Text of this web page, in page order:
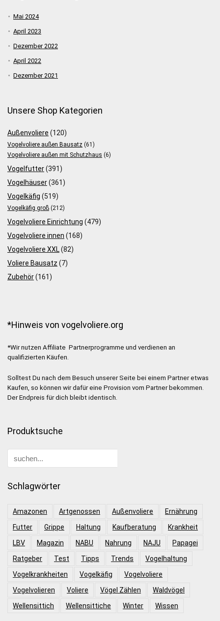
Mai 2024
April 2023
Dezember 2022
April 2022
Dezember 2021
Unsere Shop Kategorien
Außenvoliere (120)
Vogelvoliere außen Bausatz (61)
Vogelvoliere außen mit Schutzhaus (6)
Vogelfutter(391)
Vogelhäuser(361)
Vogelkäfig (519)
Vogelkäfig groß (212)
Vogelvoliere Einrichtung (479)
Vogelvoliere innen (168)
Vogelvoliere XXL(82)
Voliere Bausatz (7)
Zubehör(161)
*Hinweis von vogelvoliere.org
*Wir nutzen Affiliate Partnerprogramme und verdienen an
qualifizierten Käufen.
Solltest Du nach dem Besuch unserer Seite bei einem Partner etwas
Kaufen, so können wir dafür eine Provision vom Partner bekommen.
Der Endpreis für dich bleibt identisch.
Produktsuche
Schlagwörter
Amazonen Artgenossen Außenvoliere
Ernährung
Futter
Grippe Haltung Kaufberatung
Krankheit
LBV
Magazin NABU Nahrung NAJU
Papagei
Ratgeber
Test Tipps Trends
Vogelhaltung
Vogelkrankheiten
Vogelkäfig
Vogelvoliere
Vogelvolieren
Voliere Vögel Zählen
Waldvögel
Wellensittich
Wellensittiche Winter Wissen